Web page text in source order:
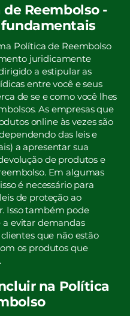
Reembolso -
fundamentais
Política de Reembolso
juridicamente
a estipular as
entre você e seus
de se e como você lhes
As empresas que
online às vezes são
das leis e
a apresentar sua
de produtos e
Em algumas
é necessário para
de proteção ao
Isso também pode
a evitar demandas
que não estão
os produtos que
na Política